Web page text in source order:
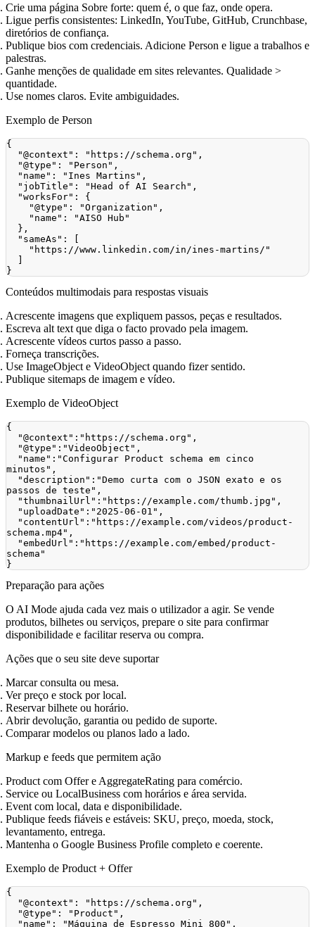
Crie uma página Sobre forte: quem é, o que faz, onde opera.
Ligue perfis consistentes: LinkedIn, YouTube, GitHub, Crunchbase,
diretórios de confiança.
Publique bios com credenciais. Adicione Person e ligue a trabalhos e
palestras.
Ganhe menções de qualidade em sites relevantes. Qualidade >
quantidade.
Use nomes claros. Evite ambiguidades.
Exemplo de Person
{
"@context" : "https://schema.org" ,
"@type" : "Person" ,
"name" : "Ines Martins" ,
"jobTitle" : "Head of AI Search" ,
"worksFor" :
{
"@type" : "Organization" ,
"name" :
"AISO Hub"
} ,
"sameAs" :
"https://www.linkedin.com/in/ines-martins/"
}
Conteúdos multimodais para respostas visuais
Acrescente imagens que expliquem passos, peças e resultados.
Escreva alt text que diga o facto provado pela imagem.
Acrescente vídeos curtos passo a passo.
Forneça transcrições.
Use ImageObject e VideoObject quando fizer sentido.
Publique sitemaps de imagem e vídeo.
Exemplo de VideoObject
{
"@context" : "https://schema.org" ,
"@type" : "VideoObject" ,
"name" : "Configurar Product schema em cinco
minutos" ,
"description" : "Demo curta com o JSON exato e os
passos de teste" ,
"thumbnailUrl" : "https://example.com/thumb.jpg" ,
"uploadDate" : "2025-06-01" ,
"contentUrl" : "https://example.com/videos/product-
schema.mp4" ,
"embedUrl" : "https://example.com/embed/product-
schema"
}
Preparação para ações
O AI Mode ajuda cada vez mais o utilizador a agir. Se vende
produtos, bilhetes ou serviços, prepare o site para confirmar
disponibilidade e facilitar reserva ou compra.
Ações que o seu site deve suportar
Marcar consulta ou mesa.
Ver preço e stock por local.
Reservar bilhete ou horário.
Abrir devolução, garantia ou pedido de suporte.
Comparar modelos ou planos lado a lado.
Markup e feeds que permitem ação
Product com Offer e AggregateRating para comércio.
Service ou LocalBusiness com horários e área servida.
Event com local, data e disponibilidade.
Publique feeds fiáveis e estáveis: SKU, preço, moeda, stock,
levantamento, entrega.
Mantenha o Google Business Profile completo e coerente.
Exemplo de Product + Offer
{
"@context" : "https://schema.org" ,
"@type" : "Product" ,
"name" : "Máquina de Espresso Mini 800" ,